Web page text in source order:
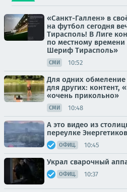
«Санкт-Галлен» в
на футбол сегодня
Тирасполь! В Лиге
по местному
Шериф Тирасполь»
СМИ 10:52
Для одних обмеление
для других: контент,
«очень прикольно»
СМИ 10:48
А это видео из
переулке Энергетиков
ОФИЦ. 10:45
Украл сварочный
ОФИЦ. 10:37